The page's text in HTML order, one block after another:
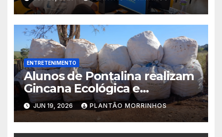
gratuitos
ENTRETENIMENTO
Alunos de Pontalina realizam
Gincana Ecológica e
conquistam visita ao Parque
Jatobá Centenário em
Morrinhos.
JUN 19, 2026 PLANTÃO MORRINHOS